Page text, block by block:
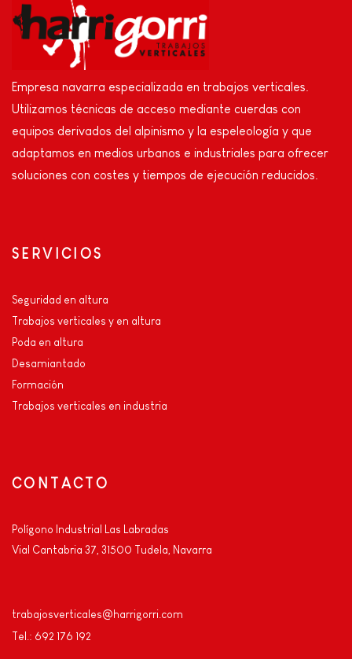
Empresa navarra especializada en trabajos verticales.
Utilizamos técnicas de acceso mediante cuerdas con
equipos derivados del alpinismo y la espeleología y que
adaptamos en medios urbanos e industriales para ofrecer
soluciones con costes y tiempos de ejecución reducidos.
SERVICIOS
Seguridad en altura
Trabajos verticales y en altura
Poda en altura
Desamiantado
Formación
Trabajos verticales en industria
CONTACTO
Polígono Industrial Las Labradas
Vial Cantabria 37, 31500 Tudela, Navarra
trabajosverticales@harrigorri.com
Tel.: 692 176 192